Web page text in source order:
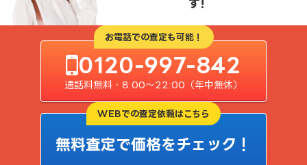
お電話での査定も可能！
0120-997-842
通話料無料・8:00〜22:00（年中無休）
WEBでの査定依頼はこちら
無料査定で価格をチェック！